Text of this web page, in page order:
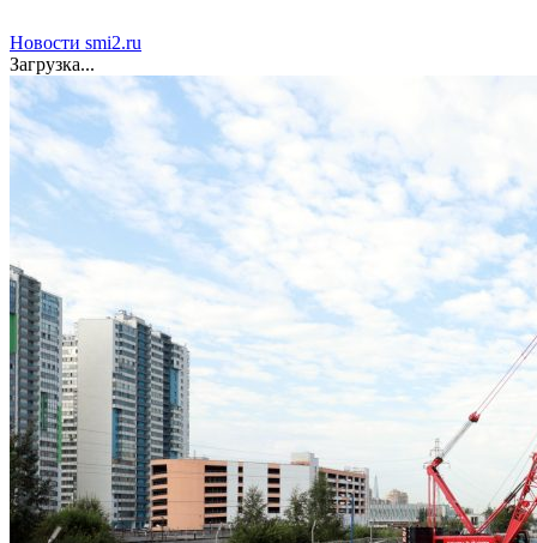
Новости smi2.ru
Загрузка...